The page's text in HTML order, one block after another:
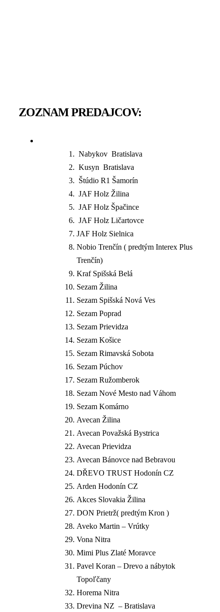
ZOZNAM PREDAJCOV:
Nabykov Bratislava
Kusyn Bratislava
Štúdio R1 Šamorín
JAF Holz Žilina
JAF Holz Špačince
JAF Holz Ličartovce
JAF Holz Sielnica
Nobio Trenčín ( predtým Interex Plus
Trenčín)
Kraf Spišská Belá
Sezam Žilina
Sezam Spišská Nová Ves
Sezam Poprad
Sezam Prievidza
Sezam Košice
Sezam Rimavská Sobota
Sezam Púchov
Sezam Ružomberok
Sezam Nové Mesto nad Váhom
Sezam Komárno
Avecan Žilina
Avecan Považská Bystrica
Avecan Prievidza
Avecan Bánovce nad Bebravou
DŘEVO TRUST Hodonín CZ
Arden Hodonín CZ
Akces Slovakia Žilina
DON Prietrž( predtým Kron )
Aveko Martin – Vrútky
Vona Nitra
Mimi Plus Zlaté Moravce
Pavel Koran – Drevo a nábytok
Topoľčany
Horema Nitra
Drevina NZ – Bratislava